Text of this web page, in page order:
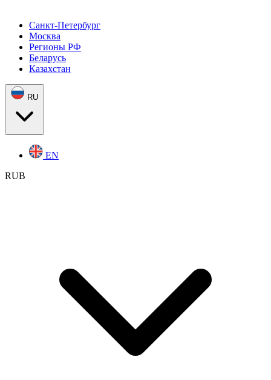
Санкт-Петербург
Москва
Регионы РФ
Беларусь
Казахстан
RU
EN
RUB